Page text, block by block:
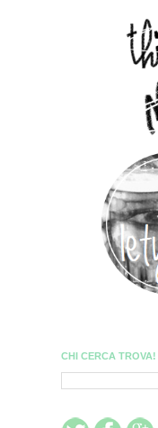
CHI CERCA TROVA!